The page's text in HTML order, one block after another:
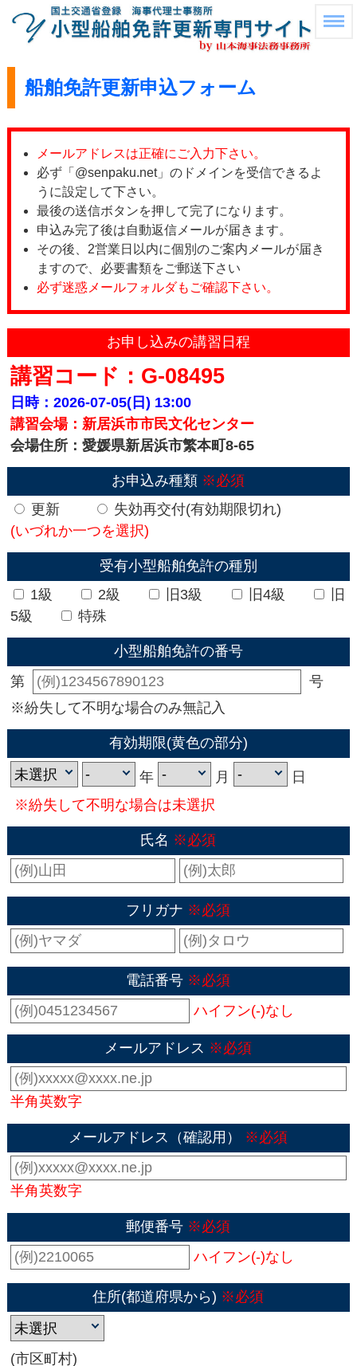
船舶免許更新申込フォーム
メールアドレスは正確にご入力下さい。
必ず「@senpaku.net」のドメインを受信できるよ
うに設定して下さい。
最後の送信ボタンを押して完了になります。
申込み完了後は自動返信メールが届きます。
その後、2営業日以内に個別のご案内メールが届き
ますので、必要書類をご郵送下さい
必ず迷惑メールフォルダもご確認下さい。
お申し込みの講習日程
講習コード：G-08495
日時：2026-07-05(日) 13:00
講習会場：新居浜市市民文化センター
会場住所：愛媛県新居浜市繁本町8-65
お申込み種類 ※必須
更新
失効再交付(有効期限切れ)
(いづれか一つを選択)
受有小型船舶免許の種別
1級
2級 旧3級 旧4級
旧
5級
特殊
小型船舶免許の番号
第
号
※紛失して不明な場合のみ無記入
有効期限(黄色の部分)
年 月
日
※紛失して不明な場合は未選択
氏名 ※必須
フリガナ ※必須
電話番号 ※必須
ハイフン(-)なし
メールアドレス ※必須
半角英数字
メールアドレス（確認用） ※必須
半角英数字
郵便番号 ※必須
ハイフン(-)なし
住所(都道府県から) ※必須
(市区町村)